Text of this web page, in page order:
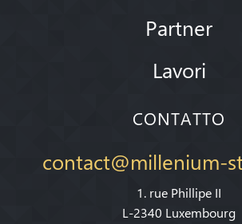
Partner
Lavori
CONTATTO
contact@millenium-
1. rue Phillipe II
L-2340 Luxembourg